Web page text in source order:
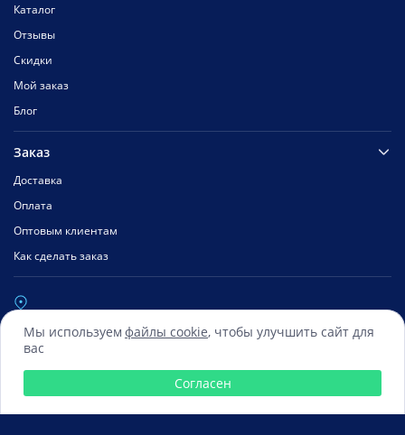
Мы используем файлы cookie, чтобы улучшить сайт для
вас
Согласен
Каталог
Отзывы
Скидки
Мой заказ
Блог
Заказ
Доставка
Оплата
Оптовым клиентам
Как сделать заказ
Работаем 06:00 — 15:00 по местному времени
СбербанкMastercardVisa Яндекс.Деньги
Qiwi